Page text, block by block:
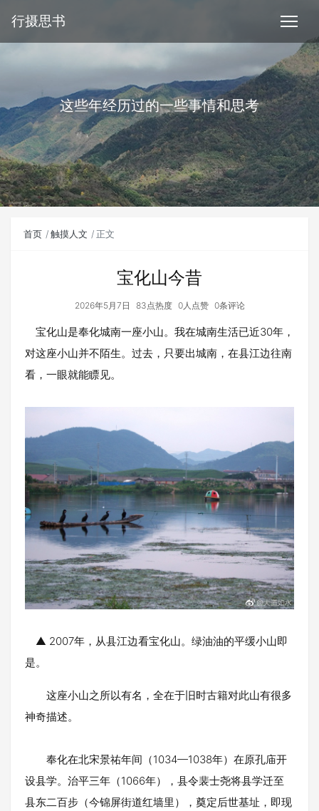
行摄思书
这些年经历过的一些事情和思考
首页 触摸人文 正文
宝化山今昔
2026年5月7日 83点热度 0人点赞 0条评论
宝化山是奉化城南一座小山。我在城南生活已近30年，
对这座小山并不陌生。过去，只要出城南，在县江边往南
看，一眼就能瞟见。
▲ 2007年，从县江边看宝化山。绿油油的平缓小山即
是。
这座小山之所以有名，全在于旧时古籍对此山有很多
神奇描述。
奉化在北宋景祐年间（1034—1038年）在原孔庙开
设县学。治平三年（1066年），县令裴士尧将县学迁至
县东二百步（今锦屏街道红墙里），奠定后世基址，即现